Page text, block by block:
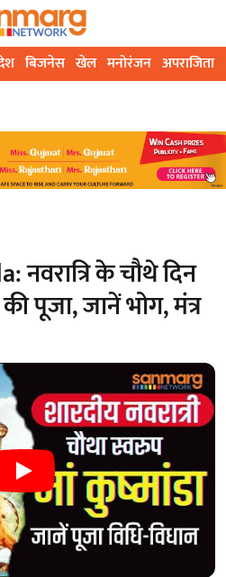
बिजनेस खेल मनोरंजन अपराजिता
के चौथे दिन
पूजा, जानें भोग, मंत्र